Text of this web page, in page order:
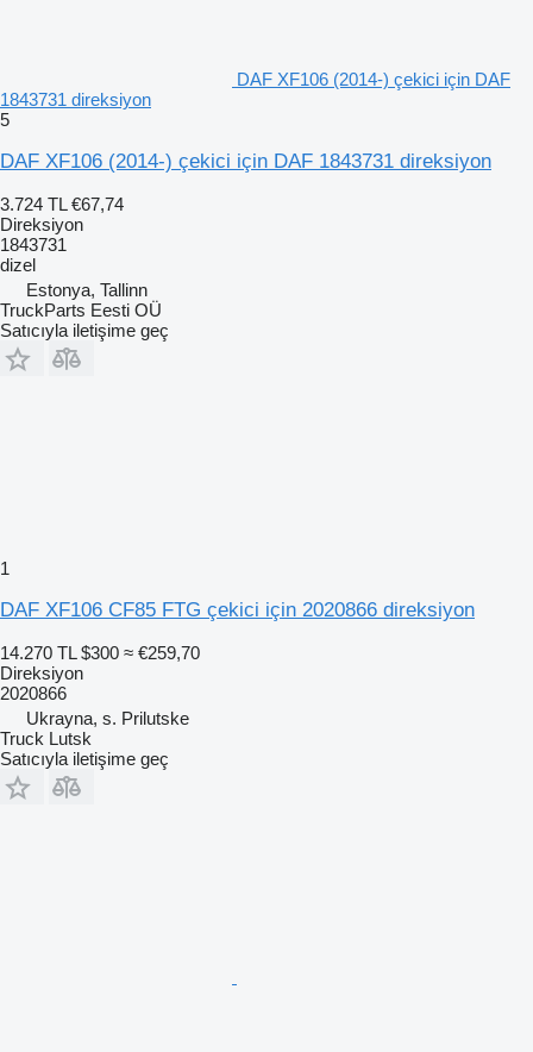
DAF XF106 (2014-) çekici için DAF
1843731 direksiyon
5
DAF XF106 (2014-) çekici için DAF 1843731 direksiyon
3.724 TL €67,74
Direksiyon
1843731
dizel
Estonya, Tallinn
TruckParts Eesti OÜ
Satıcıyla iletişime geç
1
DAF XF106 CF85 FTG çekici için 2020866 direksiyon
14.270 TL $300 ≈ €259,70
Direksiyon
2020866
Ukrayna, s. Prilutske
Truck Lutsk
Satıcıyla iletişime geç